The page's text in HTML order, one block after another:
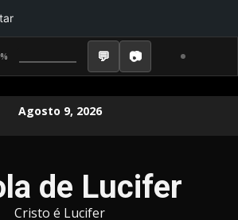
Agosto 9, 2026
de Lucifer
Cristo é Lucifer